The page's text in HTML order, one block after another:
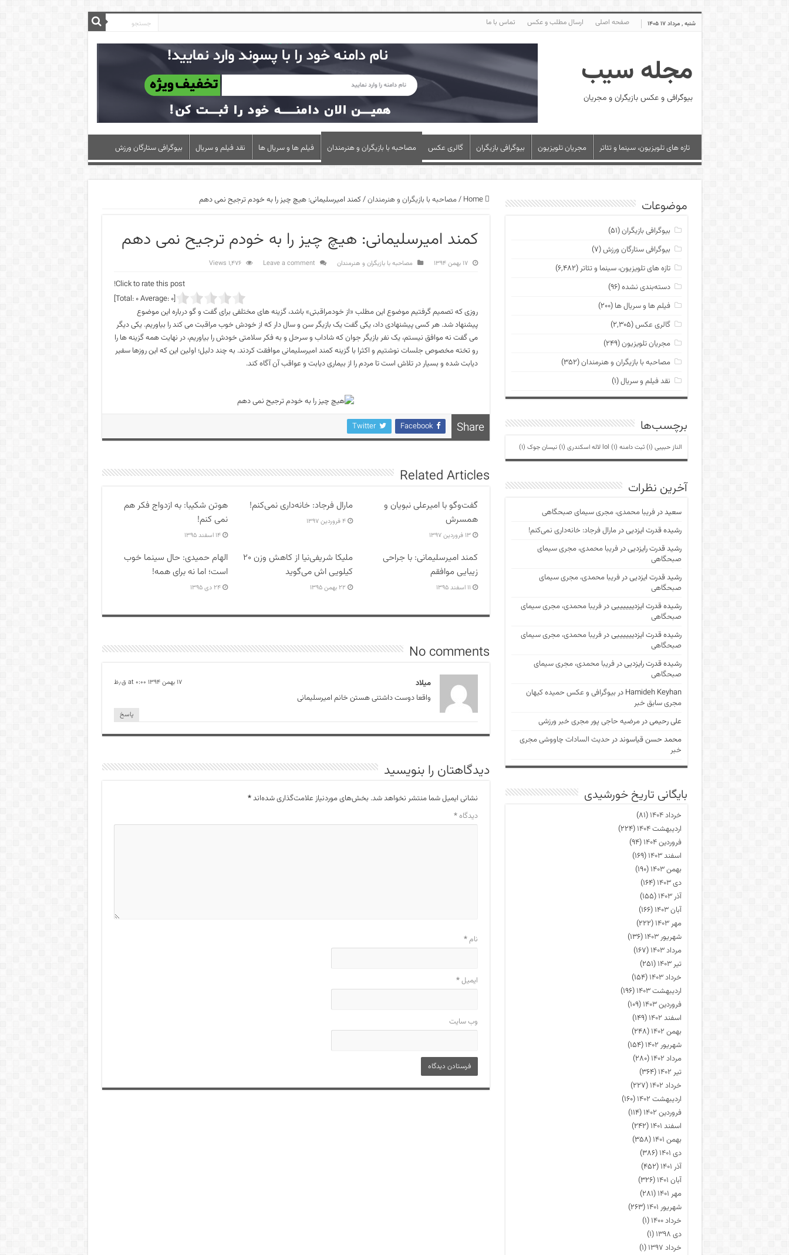
شنبه , مرداد ۱۷ ۱۴۰۵ صفحه اصلی ارسال مطلب و عکس تماس با ما
مجله سیب
بیوگرافی و عکس بازیگران و مجریان
تازه های تلویزیون، سینما و تئاتر مجریان تلویزیون بیوگرافی بازیگران گالری عکس مصاحبه با بازیگران و هنرمندان فیلم ها و سریال ها نقد فیلم و سریال بیوگرافی ستارگان ورزش
Home
/مصاحبه با بازیگران و هنرمندان/کمند امیرسلیمانی: هیچ چیز را به خودم ترجیح نمی دهم
کمند امیرسلیمانی: هیچ چیز را به خودم ترجیح نمی دهم
۱۷ بهمن ۱۳۹۴ مصاحبه با بازیگران و هنرمندان Leave a comment
1,476 Views
Click to rate this post!
[Total:
0Average: 0
]
روزی که تصمیم گرفتیم موضوع این مطلب «از خودمراقبتی» باشد، گزینه های مختلفی برای گفت و گو درباره این موضوع
پیشنهاد شد. هر کسی پیشنهادی داد، یکی گفت یک بازیگر سن و سال دار که از خودش خوب مراقبت می کند را بیاوریم. یکی دیگر
می گفت نه موافق نیستم، یک نفر بازیگر جوان که شاداب و سرحل و به فکر سلامتی خودش را بیاوریم، در نهایت همه گزینه ها را
رو تخته مخصوص جلسات نوشتیم و اکثرا با گزینه کمند امیرسلیمانی موافقت کردند. به چند دلیل؛ اولین این که این روزها سفیر
دیابت شده و بسیار در تلاش است تا مردم را از بیماری دیابت و عواقب آن آگاه کند.
Share
Facebook
Twitter
Related Articles
گفت‌وگو با امیرعلی نبویان و
همسرش
۱۳ فروردین ۱۳۹۷
مارال فرجاد: خانه‌داری نمی‌کنم!
۴ فروردین ۱۳۹۷
هوتن شکیبا: به ازدواج فکر هم
نمی کنم!
۱۴ اسفند ۱۳۹۵
کمند امیرسلیمانی: با جراحی
زیبایی موافقم
۱۱ اسفند ۱۳۹۵
ملیکا شریفی‌نیا از کاهش وزن ۲۰
کیلویی اش می‌گوید
۲۲ بهمن ۱۳۹۵
الهام حمیدی: حال سینما خوب
است؛ اما نه برای همه!
۲۴ دی ۱۳۹۵
No comments
میلاد ۱۷ بهمن ۱۳۹۴ at ۰:۰۰ ق٫ظ
واقعا دوست داشتنی هستن خانم امیرسلیمانی
پاسخ
دیدگاهتان را بنویسید
نشانی ایمیل شما منتشر نخواهد شد. بخش‌های موردنیاز علامت‌گذاری شده‌اند*
دیدگاه*
نام*
ایمیل*
وب‌ سایت
موضوعات
بیوگرافی بازیگران(۵۱)
بیوگرافی ستارگان ورزش(۷)
تازه های تلویزیون، سینما و تئاتر(۶,۴۸۲)
دسته‌بندی نشده(۹۶)
فیلم ها و سریال ها (۲۰۰)
گالری عکس(۲,۳۰۵)
مجریان تلویزیون(۲۴۹)
مصاحبه با بازیگران و هنرمندان(۳۵۲)
نقد فیلم و سریال(۱)
برچسب‌ها
الناز حبیبی (1) ثبت دامنه lol (1) لاله اسکندری (1) نیسان جوک (1)
آخرین نظرات
سعیددرفریبا محمدی، مجری سیمای صبحگاهی
رشیده قدرت ایزدییدرمارال فرجاد: خانه‌داری نمی‌کنم!
رشید قدرت رایزدییدرفریبا محمدی، مجری سیمای
صبحگاهی
رشید قدرت ایزدییدرفریبا محمدی، مجری سیمای
صبحگاهی
رشیده قدرت ایزدیییییییدرفریبا محمدی، مجری سیمای
صبحگاهی
رشیده قدرت ایزدیییییییدرفریبا محمدی، مجری سیمای
صبحگاهی
رشیده قدرت رایزدییدرفریبا محمدی، مجری سیمای
صبحگاهی
Hamideh Keyhan در بیوگرافی و عکس حمیده کیهان
مجری سابق خبر
علی رحیمیدرمرضیه حاجی پور مجری خبر ورزشی
محمد حسن قیاسونددر حدیث السادات چاووشی مجری
خبر
بایگانی تاریخ خورشیدی
خرداد ۱۴۰۴
(۸۱)
اردیبهشت ۱۴۰۴
(۲۲۴)
فروردین ۱۴۰۴
(۹۴)
اسفند ۱۴۰۳
(۱۶۹)
بهمن ۱۴۰۳
(۱۹۰)
دی ۱۴۰۳
(۱۶۴)
آذر ۱۴۰۳
(۱۵۵)
آبان ۱۴۰۳
(۱۶۶)
مهر ۱۴۰۳
(۲۲۲)
شهریور ۱۴۰۳
(۱۳۶)
مرداد ۱۴۰۳
(۱۶۷)
تیر ۱۴۰۳
(۲۵۱)
خرداد ۱۴۰۳
(۱۵۴)
اردیبهشت ۱۴۰۳
(۱۹۶)
فروردین ۱۴۰۳
(۱۰۹)
اسفند ۱۴۰۲
(۱۴۹)
بهمن ۱۴۰۲
(۲۴۸)
شهریور ۱۴۰۲
(۱۵۴)
مرداد ۱۴۰۲
(۲۸۰)
تیر ۱۴۰۲
(۳۶۴)
خرداد ۱۴۰۲
(۲۲۷)
اردیبهشت ۱۴۰۲
(۱۶۰)
فروردین ۱۴۰۲
(۱۱۴)
اسفند ۱۴۰۱
(۲۴۲)
بهمن ۱۴۰۱
(۳۵۸)
دی ۱۴۰۱
(۳۸۶)
آذر ۱۴۰۱
(۴۵۲)
آبان ۱۴۰۱
(۳۲۶)
مهر ۱۴۰۱
(۲۸۱)
شهریور ۱۴۰۱
(۲۶۳)
خرداد ۱۴۰۰
(۱)
دی ۱۳۹۸
(۱)
خرداد ۱۳۹۷
(۱)